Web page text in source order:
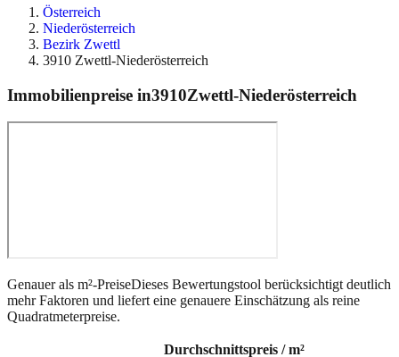
Österreich
Niederösterreich
Bezirk Zwettl
3910 Zwettl-Niederösterreich
Immobilienpreise in3910Zwettl-Niederösterreich
Genauer als m²-PreiseDieses Bewertungstool berücksichtigt deutlich
mehr Faktoren und liefert eine genauere Einschätzung als reine
Quadratmeterpreise.
Durchschnittspreis / m²